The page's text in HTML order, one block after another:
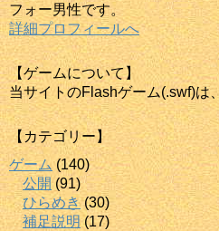
フォー男性です。
詳細プロフィールへ
【ゲームについて】
当サイトのFlashゲーム(.swf)は、
【カテゴリー】
ゲーム (140)
公開 (91)
ひらめき(30)
補足説明(17)